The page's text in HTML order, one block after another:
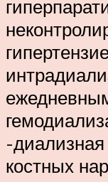
-
костных